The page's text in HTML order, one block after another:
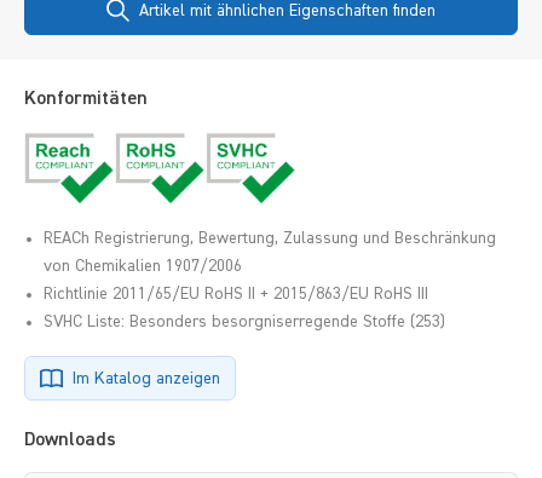
Artikel mit ähnlichen Eigenschaften finden
Konformitäten
REACh Registrierung, Bewertung, Zulassung und Beschränkung
von Chemikalien 1907/2006
Richtlinie 2011/65/EU RoHS II + 2015/863/EU RoHS III
SVHC Liste: Besonders besorgniserregende Stoffe (253)
Im Katalog anzeigen
Downloads